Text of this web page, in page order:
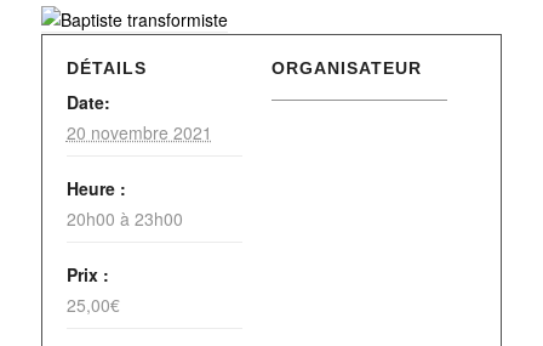
DÉTAILS
Date:
20 novembre 2021
Heure :
20h00 à 23h00
Prix :
25,00€
ORGANISATEUR